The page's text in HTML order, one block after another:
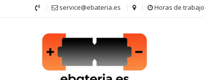
service@ebateria.es Horas de trabajo